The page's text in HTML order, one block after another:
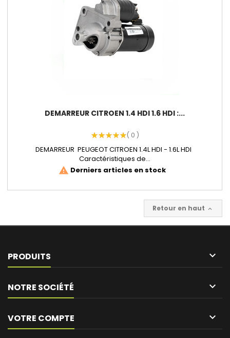
DEMARREUR CITROEN 1.4 HDI 1.6 HDI :...
( 0 )
DEMARREUR PEUGEOT CITROEN 1.4L HDI - 1.6L HDI
Caractéristiques de...
warning Derniers articles en stock
Retour en haut 
PRODUITS 
NOTRE SOCIÉTÉ 
VOTRE COMPTE 